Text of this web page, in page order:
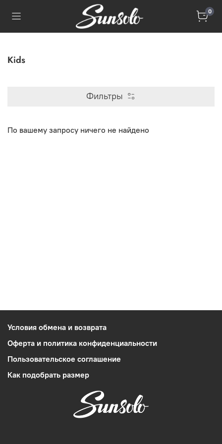
0
Kids
Фильтры
По вашему запросу ничего не найдено
Условия обмена и возврата
Оферта и политика конфиденциальности
Пользовательское соглашение
Как подобрать размер